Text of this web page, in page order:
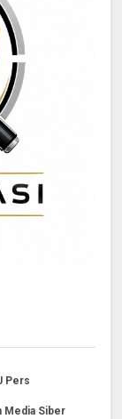
Pers
Media Siber